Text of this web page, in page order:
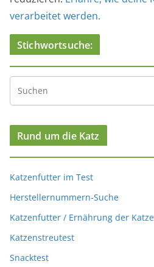
verarbeitet werden.
Stichwortsuche:
Rund um die Katz
Katzenfutter im Test
Herstellernummern-Suche
Katzenfutter / Ernährung der Katze
Katzenstreutest
Snacktest